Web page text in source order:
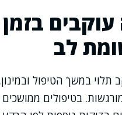
לב
תלוי במשך הטיפול
מורגשות. בטיפולים